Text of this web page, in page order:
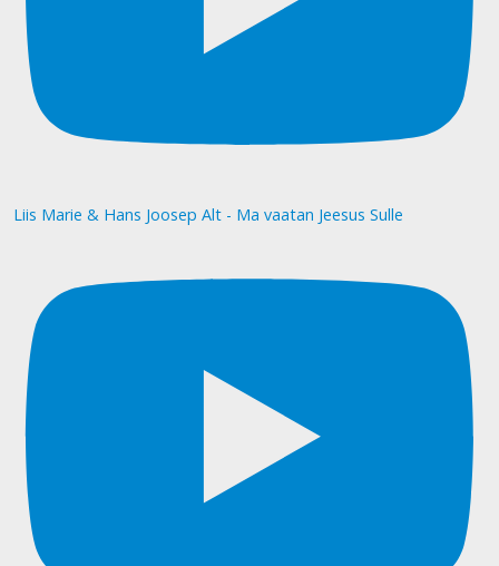
Liis Marie & Hans Joosep Alt - Ma vaatan Jeesus Sulle